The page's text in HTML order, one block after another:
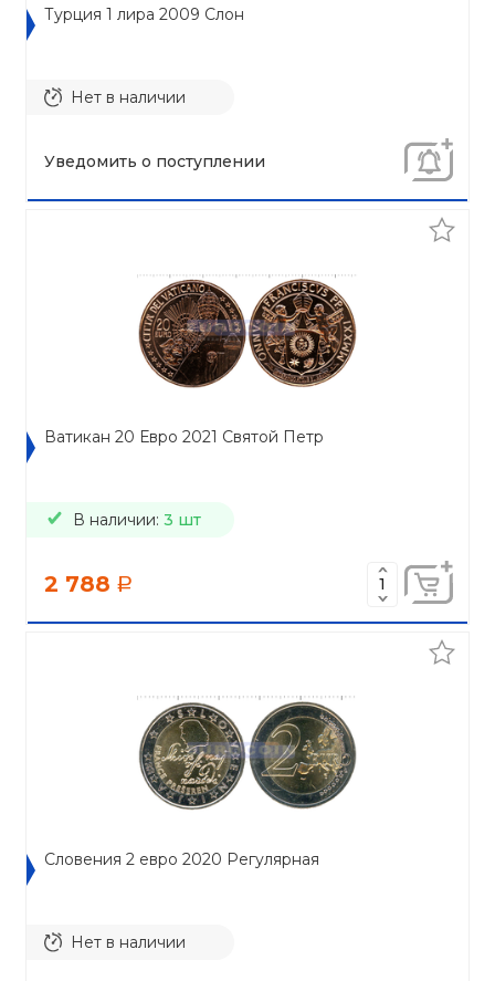
Турция 1 лира 2009 Cлон
Нет в наличии
Уведомить о поступлении
Ватикан 20 Евро 2021 Святой Петр
В наличии: 3 шт
2 788 a
Словения 2 евро 2020 Регулярная
Нет в наличии